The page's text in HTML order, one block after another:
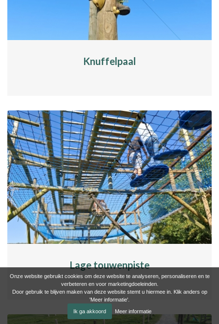
Onze website gebruikt cookies om deze website te analyseren, personaliseren en te
verbeteren en voor marketingdoeleinden.
Door gebruik te blijven maken van deze website stemt u hiermee in. Klik anders op
'Meer informatie'.
Ik ga akkoord
Meer informatie
Knuffelpaal
Lage touwenpiste